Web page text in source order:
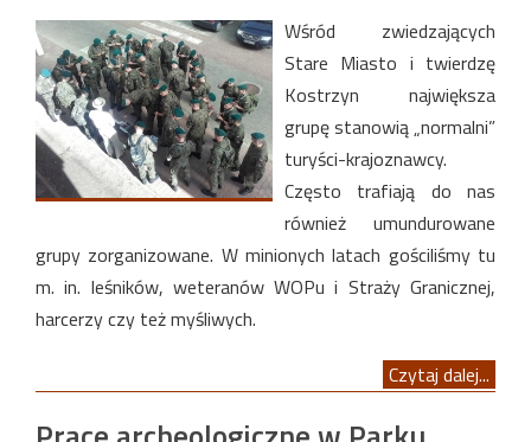
Wśród zwiedzających
Stare Miasto i twierdzę
Kostrzyn największa
grupę stanowią „normalni”
turyści-krajoznawcy.
Często trafiają do nas
również umundurowane
grupy zorganizowane. W minionych latach gościliśmy tu
m. in. leśników, weteranów WOPu i Straży Granicznej,
harcerzy czy też myśliwych.
Czytaj dalej...